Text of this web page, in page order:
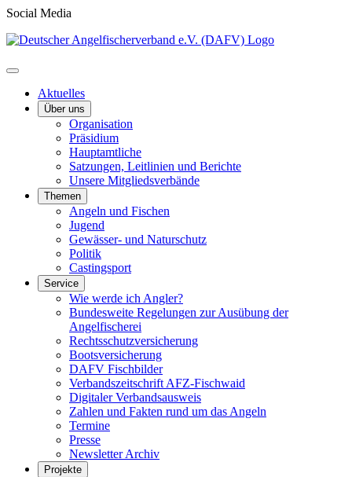
Social Media
Aktuelles
Über uns
Organisation
Präsidium
Hauptamtliche
Satzungen, Leitlinien und Berichte
Unsere Mitgliedsverbände
Themen
Angeln und Fischen
Jugend
Gewässer- und Naturschutz
Politik
Castingsport
Service
Wie werde ich Angler?
Bundesweite Regelungen zur Ausübung der
Angelfischerei
Rechtsschutzversicherung
Bootsversicherung
DAFV Fischbilder
Verbandszeitschrift AFZ-Fischwaid
Digitaler Verbandsausweis
Zahlen und Fakten rund um das Angeln
Termine
Presse
Newsletter Archiv
Projekte